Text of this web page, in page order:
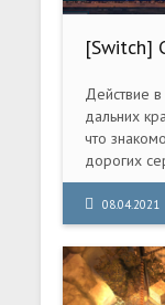
[Switch]
[RUS/
Действие
дальних
что
дорогих
бывает
тоске и
на
нам
08.04.2021